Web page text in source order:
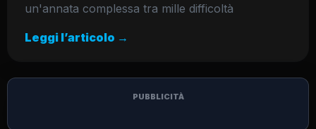
un'annata complessa tra mille difficoltà
Leggi l’articolo →
PUBBLICITÀ